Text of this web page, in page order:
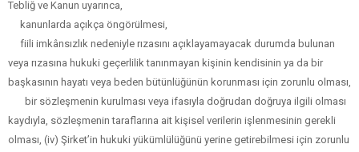
Tebliğ ve Kanun uyarınca,
kanunlarda açıkça öngörülmesi,
fiili imkânsızlık nedeniyle rızasını açıklayamayacak durumda bulunan
veya rızasına hukuki geçerlilik tanınmayan kişinin kendisinin ya da bir
başkasının hayatı veya beden bütünlüğünün korunması için zorunlu olması,
bir sözleşmenin kurulması veya ifasıyla doğrudan doğruya ilgili olması
kaydıyla, sözleşmenin taraflarına ait kişisel verilerin işlenmesinin gerekli
olması, (iv) Şirket’in hukuki yükümlülüğünü yerine getirebilmesi için zorunlu